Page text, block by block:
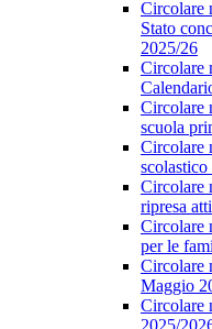
Circolare
Stato
2025/26
Circolare
Circolare
scuola
Circolare
Circolare
ripresa
Circolare
per le
Circolare
Maggio
Circolare